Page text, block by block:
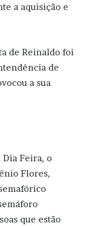
a aquisição e
de Reinaldo foi
de
a sua
Feira, o
Flores,
que estão